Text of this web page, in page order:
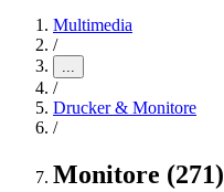
Multimedia
/
...
/
Drucker & Monitore
/
Monitore (271)